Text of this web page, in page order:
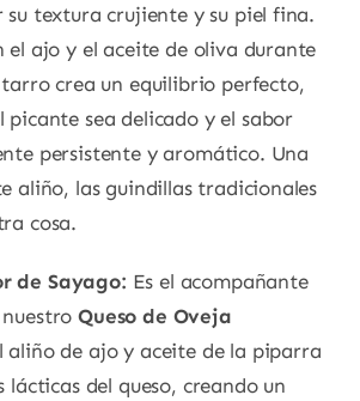
su textura crujiente y su piel fina.
el ajo y el aceite de oliva durante
tarro crea un equilibrio perfecto,
picante sea delicado y el sabor
persistente y aromático. Una
aliño, las guindillas tradicionales
cosa.
de Sayago: Es el acompañante
Queso de Oveja
aliño de ajo y aceite de la piparra
lácticas del queso, creando un